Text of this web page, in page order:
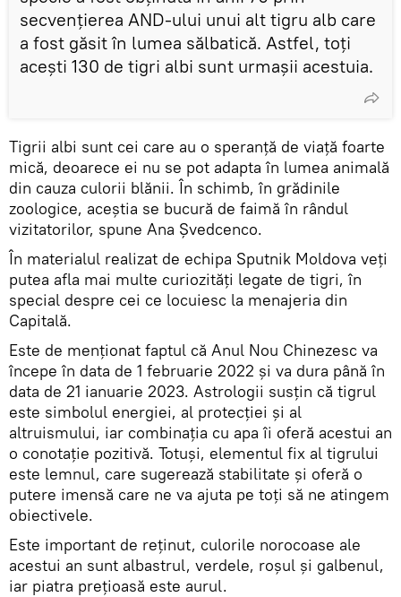
secvențierea AND-ului unui alt tigru alb care
a fost găsit în lumea sălbatică. Astfel, toți
acești 130 de tigri albi sunt urmașii acestuia.
Tigrii albi sunt cei care au o speranță de viață foarte
mică, deoarece ei nu se pot adapta în lumea animală
din cauza culorii blănii. În schimb, în grădinile
zoologice, aceștia se bucură de faimă în rândul
vizitatorilor, spune Ana Șvedcenco.
În materialul realizat de echipa Sputnik Moldova veți
putea afla mai multe curiozități legate de tigri, în
special despre cei ce locuiesc la menajeria din
Capitală.
Este de menționat faptul că Anul Nou Chinezesc va
începe în data de 1 februarie 2022 și va dura până în
data de 21 ianuarie 2023. Astrologii susțin că tigrul
este simbolul energiei, al protecției și al
altruismului, iar combinația cu apa îi oferă acestui an
o conotație pozitivă. Totuși, elementul fix al tigrului
este lemnul, care sugerează stabilitate și oferă o
putere imensă care ne va ajuta pe toți să ne atingem
obiectivele.
Este important de reținut, culorile norocoase ale
acestui an sunt albastrul, verdele, roșul și galbenul,
iar piatra prețioasă este aurul.